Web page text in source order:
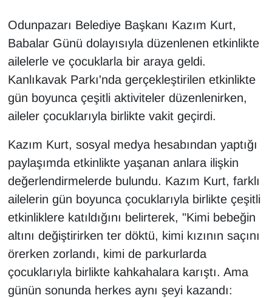
Odunpazarı Belediye Başkanı Kazım Kurt,
Babalar Günü dolayısıyla düzenlenen etkinlikte
ailelerle ve çocuklarla bir araya geldi.
Kanlıkavak Parkı'nda gerçekleştirilen etkinlikte
gün boyunca çeşitli aktiviteler düzenlenirken,
aileler çocuklarıyla birlikte vakit geçirdi.
Kazım Kurt, sosyal medya hesabından yaptığı
paylaşımda etkinlikte yaşanan anlara ilişkin
değerlendirmelerde bulundu. Kazım Kurt, farklı
ailelerin gün boyunca çocuklarıyla birlikte çeşitli
etkinliklere katıldığını belirterek, "Kimi bebeğin
altını değiştirirken ter döktü, kimi kızının saçını
örerken zorlandı, kimi de parkurlarda
çocuklarıyla birlikte kahkahalara karıştı. Ama
günün sonunda herkes aynı şeyi kazandı: